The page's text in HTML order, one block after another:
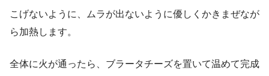
こげないように、ムラが出ないように優しくかきまぜなが
ら加熱します。
全体に火が通ったら、ブラータチーズを置いて温めて完成